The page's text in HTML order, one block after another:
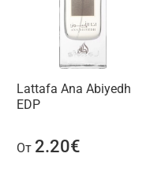
Lattafa Ana Abiyedh
EDP
От 2.20€